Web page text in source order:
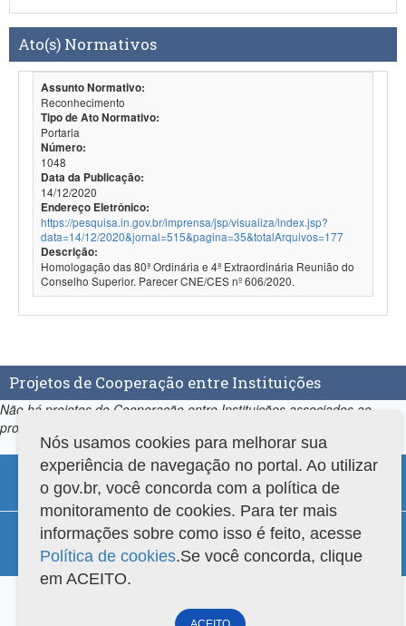
Ato(s) Normativos
Assunto Normativo:
Reconhecimento
Tipo de Ato Normativo:
Portaria
Número:
1048
Data da Publicação:
14/12/2020
Endereço Eletrônico:
https://pesquisa.in.gov.br/imprensa/jsp/visualiza/index.jsp?
data=14/12/2020&jornal=515&pagina=35&totalArquivos=177
Descrição:
Homologação das 80ª Ordinária e 4ª Extraordinária Reunião do
Conselho Superior. Parecer CNE/CES nº 606/2020.
Projetos de Cooperação entre Instituições
Não há projetos de Cooperação entre Instituições associados ao
programa.
Versão do sistema: 3.88.9 Copyright 2022 Capes. Todos os direitos reservados.
Nós usamos cookies para melhorar sua
experiência de navegação no portal. Ao utilizar
o gov.br, você concorda com a política de
monitoramento de cookies. Para ter mais
informações sobre como isso é feito, acesse
Política de cookies.Se você concorda, clique
em ACEITO.